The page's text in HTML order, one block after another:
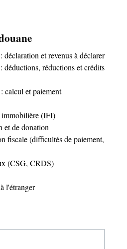
déclaration et revenus à déclarer
déductions, réductions et crédits
calcul et paiement
(IFI)
et de donation
fiscale (difficultés de paiement,
(CSG, CRDS)
l'étranger